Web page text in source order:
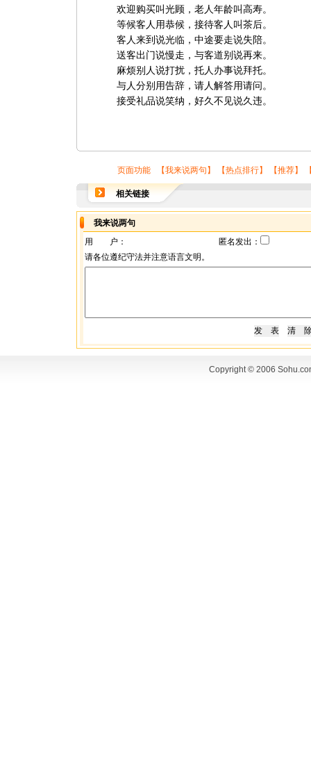
欢迎购买叫光顾，老人年龄叫高寿。
等候客人用恭候，接待客人叫茶后。
客人来到说光临，中途要走说失陪。
送客出门说慢走，与客道别说再来。
麻烦别人说打扰，托人办事说拜托。
与人分别用告辞，请人解答用请问。
接受礼品说笑纳，好久不见说久违。
页面功能 【我来说两句 】 【热点排行】 【推荐】
相关链接
我来说两句
用 户：
匿名发出：
请各位遵纪守法并注意语言文明。
Copyright © 2006